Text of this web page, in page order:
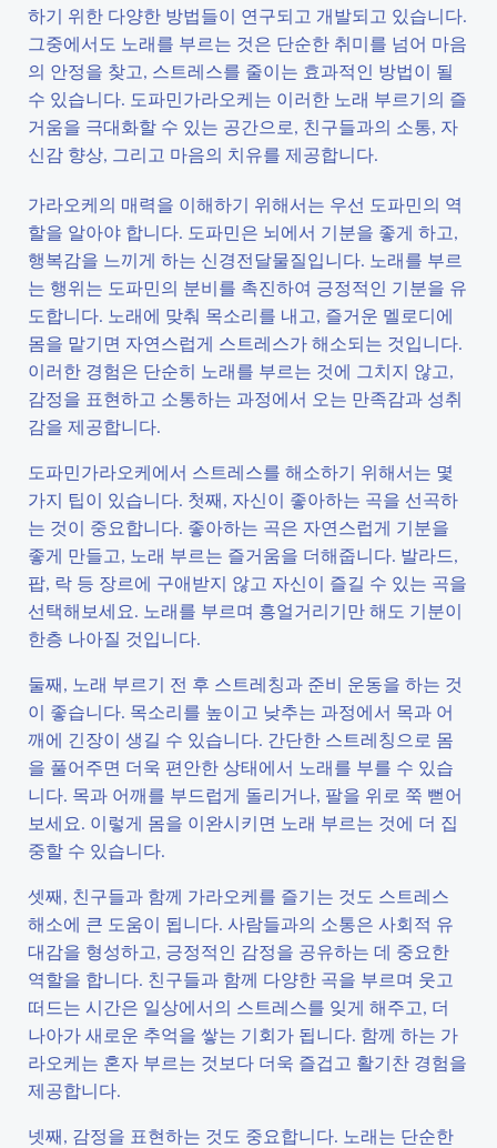
하기 위한 다양한 방법들이 연구되고 개발되고 있습니다.
그중에서도 노래를 부르는 것은 단순한 취미를 넘어 마음
의 안정을 찾고, 스트레스를 줄이는 효과적인 방법이 될
수 있습니다. 도파민가라오케는 이러한 노래 부르기의 즐
거움을 극대화할 수 있는 공간으로, 친구들과의 소통, 자
신감 향상, 그리고 마음의 치유를 제공합니다.
가라오케의 매력을 이해하기 위해서는 우선 도파민의 역
할을 알아야 합니다. 도파민은 뇌에서 기분을 좋게 하고,
행복감을 느끼게 하는 신경전달물질입니다. 노래를 부르
는 행위는 도파민의 분비를 촉진하여 긍정적인 기분을 유
도합니다. 노래에 맞춰 목소리를 내고, 즐거운 멜로디에
몸을 맡기면 자연스럽게 스트레스가 해소되는 것입니다.
이러한 경험은 단순히 노래를 부르는 것에 그치지 않고,
감정을 표현하고 소통하는 과정에서 오는 만족감과 성취
감을 제공합니다.
도파민가라오케에서 스트레스를 해소하기 위해서는 몇
가지 팁이 있습니다. 첫째, 자신이 좋아하는 곡을 선곡하
는 것이 중요합니다. 좋아하는 곡은 자연스럽게 기분을
좋게 만들고, 노래 부르는 즐거움을 더해줍니다. 발라드,
팝, 락 등 장르에 구애받지 않고 자신이 즐길 수 있는 곡을
선택해보세요. 노래를 부르며 흥얼거리기만 해도 기분이
한층 나아질 것입니다.
둘째, 노래 부르기 전 후 스트레칭과 준비 운동을 하는 것
이 좋습니다. 목소리를 높이고 낮추는 과정에서 목과 어
깨에 긴장이 생길 수 있습니다. 간단한 스트레칭으로 몸
을 풀어주면 더욱 편안한 상태에서 노래를 부를 수 있습
니다. 목과 어깨를 부드럽게 돌리거나, 팔을 위로 쭉 뻗어
보세요. 이렇게 몸을 이완시키면 노래 부르는 것에 더 집
중할 수 있습니다.
셋째, 친구들과 함께 가라오케를 즐기는 것도 스트레스
해소에 큰 도움이 됩니다. 사람들과의 소통은 사회적 유
대감을 형성하고, 긍정적인 감정을 공유하는 데 중요한
역할을 합니다. 친구들과 함께 다양한 곡을 부르며 웃고
떠드는 시간은 일상에서의 스트레스를 잊게 해주고, 더
나아가 새로운 추억을 쌓는 기회가 됩니다. 함께 하는 가
라오케는 혼자 부르는 것보다 더욱 즐겁고 활기찬 경험을
제공합니다.
넷째, 감정을 표현하는 것도 중요합니다. 노래는 단순한